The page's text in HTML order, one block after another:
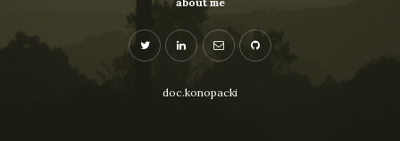
doc.konopacki